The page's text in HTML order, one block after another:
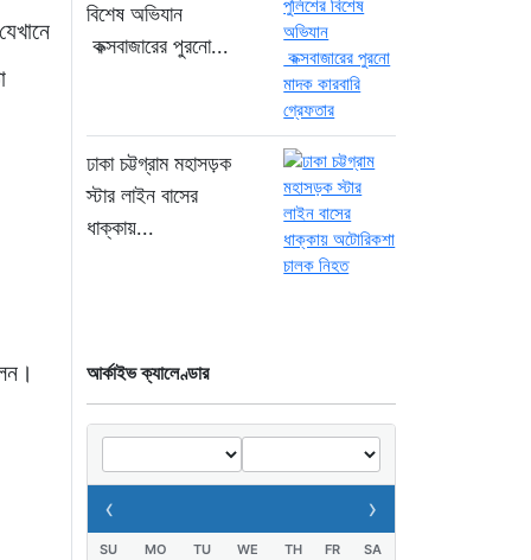
“হাম উপসর্গে আরও
তিনজনের মৃত্যু, নতুন
আক্রান্ত ১২১৮”
“গণভোটের রায় সরকার হরণ
করেছে? যা বললেন নাহিদ
ইসলাম”।
২০ ঘণ্টা আগে
থাইল্যান্ডে ভয়াবহ বন্দুক
হামলা: দাদা-দাদিসহ স্কুলে
বিশেষ অভিযান
কক্সবাজারের পুরনো...
ঢাকা চট্টগ্রাম মহাসড়ক
স্টার লাইন বাসের
ধাক্কায়...
আর্কাইভ ক্যালেণ্ডার
‹ ›
SU MO TU WE TH FR SA